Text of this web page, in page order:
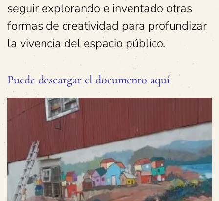
seguir explorando e inventado otras
formas de creatividad para profundizar
la vivencia del espacio público.
Puede descargar el documento aquí